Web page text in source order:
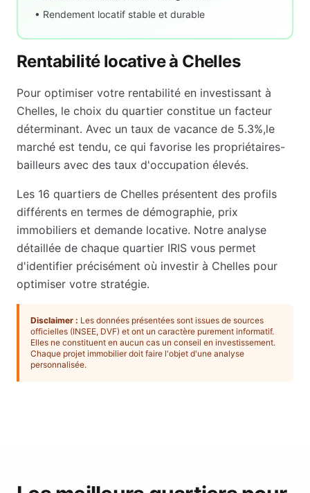
• Rendement locatif stable et durable
Rentabilité locative à Chelles
Pour optimiser votre rentabilité en investissant à
Chelles, le choix du quartier constitue un facteur
déterminant. Avec un taux de vacance de 5.3%,le
marché est tendu, ce qui favorise les propriétaires-
bailleurs avec des taux d'occupation élevés.
Les 16 quartiers de Chelles présentent des profils
différents en termes de démographie, prix
immobiliers et demande locative. Notre analyse
détaillée de chaque quartier IRIS vous permet
d'identifier précisément où investir à Chelles pour
optimiser votre stratégie.
Disclaimer : Les données présentées sont issues de sources
officielles (INSEE, DVF) et ont un caractère purement informatif.
Elles ne constituent en aucun cas un conseil en investissement.
Chaque projet immobilier doit faire l'objet d'une analyse
personnalisée.